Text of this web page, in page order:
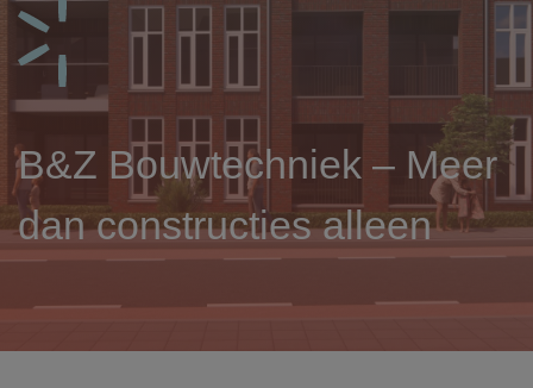
B&Z Bouwtechniek – Meer
dan constructies alleen